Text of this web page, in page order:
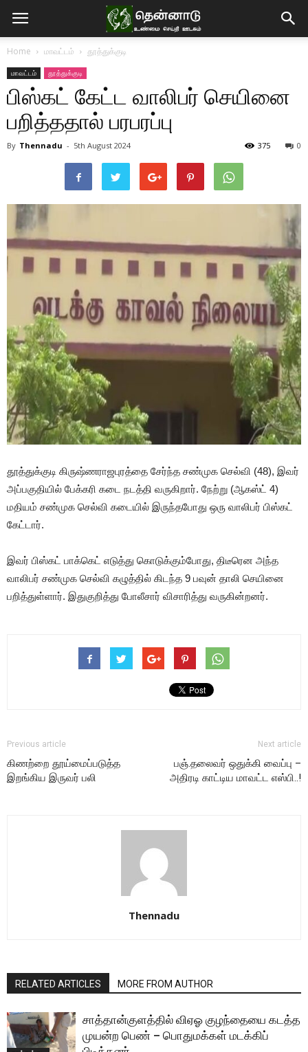
Home மாவட்டம் தூத்துக்குடி
மாவட்டம் தூத்துக்குடி
பிஸ்கட் கேட்ட வாலிபர் செயினை
பறித்ததால் பரபரப்பு
By Thennadu - 5th August 2024 0
375
தூத்துக்குடி கிருஷ்ணராஜபுரத்தை சேர்ந்த சண்முக செல்வி (48), இவர்
அப்பகுதியில் பேக்கரி கடை நடத்தி வருகிறார். நேற்று (ஆகஸ்ட் 4)
மதியம் சண்முக செல்வி கடையில் இருந்தபோது ஒரு வாலிபர் பிஸ்கட்
கேட்டார்.
இவர் பிஸ்கட் பாக்கெட் எடுத்து கொடுக்கும்போது, திடீரென அந்த
வாலிபர் சண்முக செல்வி கழுத்தில் கிடந்த 9 பவுன் தாலி செயினை
பறித்துள்ளார். இதுகுறித்து போலீசார் விசாரித்து வருகின்றனர்.
Previous article
கிணற்றை தூய்மைப்படுத்த
இறங்கிய இருவர் பலி
Next article
பஞ்.தலைவர் ஒதுக்கி வைப்பு –
அதிரடி காட்டிய மாவட்ட எஸ்பி..!
Thennadu
RELATED ARTICLES MORE FROM AUTHOR
சாத்தான்குளத்தில் விஏஓ குழந்தையை கடத்த
முயன்ற பெண் – பொதுமக்கள் மடக்கிப்